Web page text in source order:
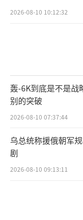
2026-08-10 10:12:32
轰-6K到底是不是战
别的突破
2026-08-10 07:37:44
乌总统称援俄朝军
剧
2026-08-10 09:13:11